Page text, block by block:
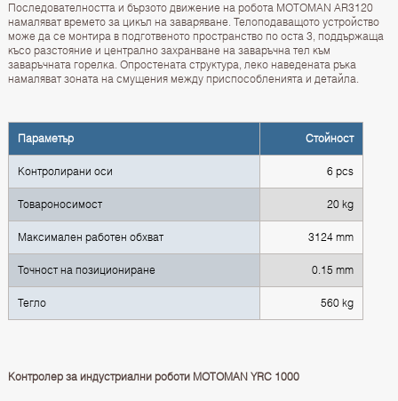
Последователността и бързото движение на робота MOTOMAN AR3120
намаляват времето за цикъл на заваряване. Телоподаващото устройство
може да се монтира в подготвеното пространство по оста 3, поддържаща
късо разстояние и централно захранване на заваръчна тел към
заваръчната горелка. Опростената структура, леко наведената ръка
намаляват зоната на смущения между приспособленията и детайла.
Параметър Стойност
Контролирани оси 6 pcs
Товароносимост 20 kg
Максимален работен обхват 3124 mm
Точност на позициониране 0.15 mm
Тегло 560 kg
Контролер за индустриални роботи MOTOMAN YRC 1000